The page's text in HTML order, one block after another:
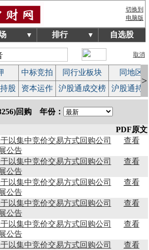
切换到
电脑版
▼ 排行 ▼ 自选股
取消
中标竞拍 同行业板块
同地区
股 资本运作 沪股通成交榜 沪股通持
>
回购 年份：
PDF原文
以集中竞价交易方式回购公司
公告
查看
以集中竞价交易方式回购公司
公告
查看
以集中竞价交易方式回购公司
公告
查看
以集中竞价交易方式回购公司
公告
查看
以集中竞价交易方式回购公司
公告
查看
以集中竞价交易方式回购公司
查看